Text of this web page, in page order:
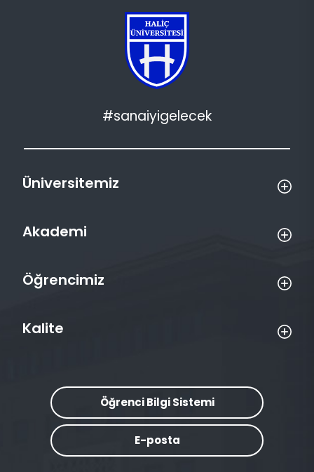
#sanaiyigelecek
Üniversitemiz
Akademi
Öğrencimiz
Kalite
Öğrenci Bilgi Sistemi
E-posta